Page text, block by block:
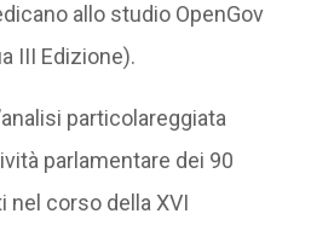
allo studio OpenGov
III Edizione).
particolareggiata
parlamentare dei 90
nel corso della XVI